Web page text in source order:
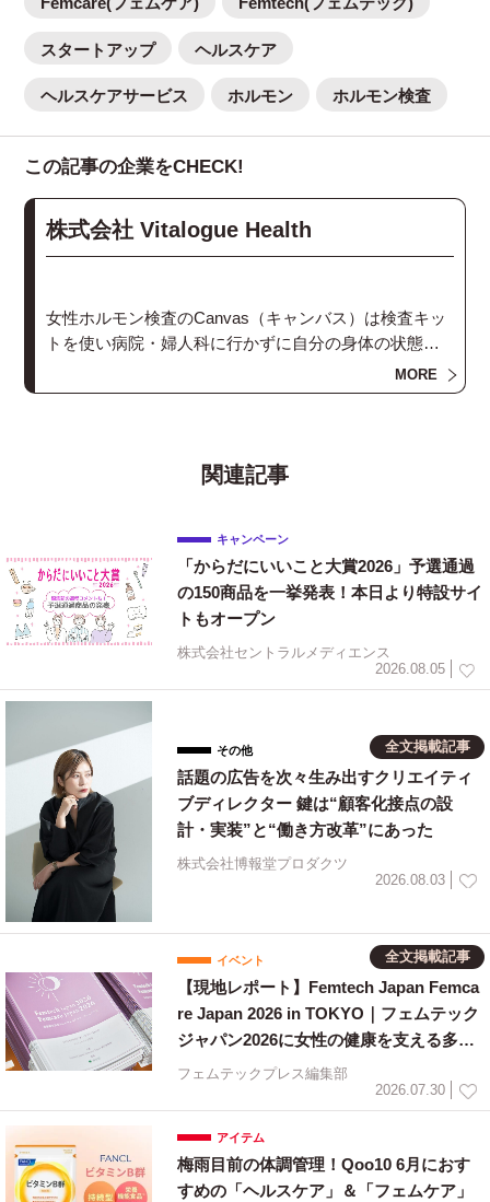
スタートアップ ヘルスケア
ヘルスケアサービス ホルモン ホルモン検査
この記事の企業をCHECK!
株式会社 Vitalogue Health
女性ホルモン検査のCanvas（キャンバス）は検査キッ
トを使い病院・婦人科に行かずに自分の身体の状態を
知ることができるサービスです。生理不順、妊娠、更
年期など女性の悩みに寄り添い、キャリア・ライフプ
MORE
関連記事
キャンペーン
「からだにいいこと大賞2026」予選通過
の150商品を一挙発表！本日より特設サイ
トもオープン
株式会社セントラルメディエンス
2026.08.05
その他 全文掲載記事
話題の広告を次々生み出すクリエイティ
ブディレクター 鍵は“顧客化接点の設
計・実装”と“働き方改革”にあった
株式会社博報堂プロダクツ
2026.08.03
イベント 全文掲載記事
【現地レポート】Femtech Japan Femca
re Japan 2026 in TOKYO｜フェムテック
ジャパン2026に女性の健康を支える多様
な取り組みが集結
フェムテックプレス編集部
2026.07.30
アイテム
梅雨目前の体調管理！Qoo10 6月におす
すめの「ヘルスケア」＆「フェムケア」